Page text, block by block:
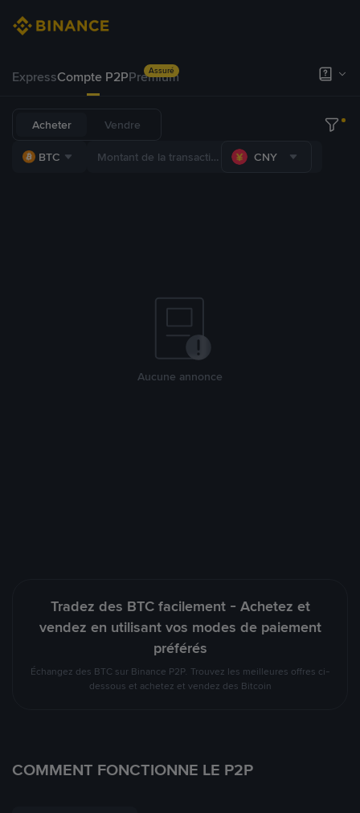
ExpressCompte P2PPremium
Assuré
Acheter Vendre
BTC CNY
Aucune annonce
Tradez des BTC facilement - Achetez et
vendez en utilisant vos modes de paiement
préférés
Échangez des BTC sur Binance P2P. Trouvez les meilleures offres ci-
dessous et achetez et vendez des Bitcoin
COMMENT FONCTIONNE LE P2P